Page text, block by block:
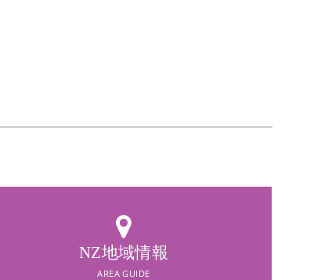
NZ地域情報
AREA GUIDE